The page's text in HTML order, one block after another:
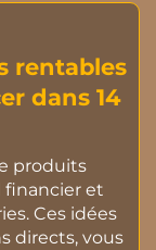
rentables
dans 14
produits
et
Ces idées
directs, vous